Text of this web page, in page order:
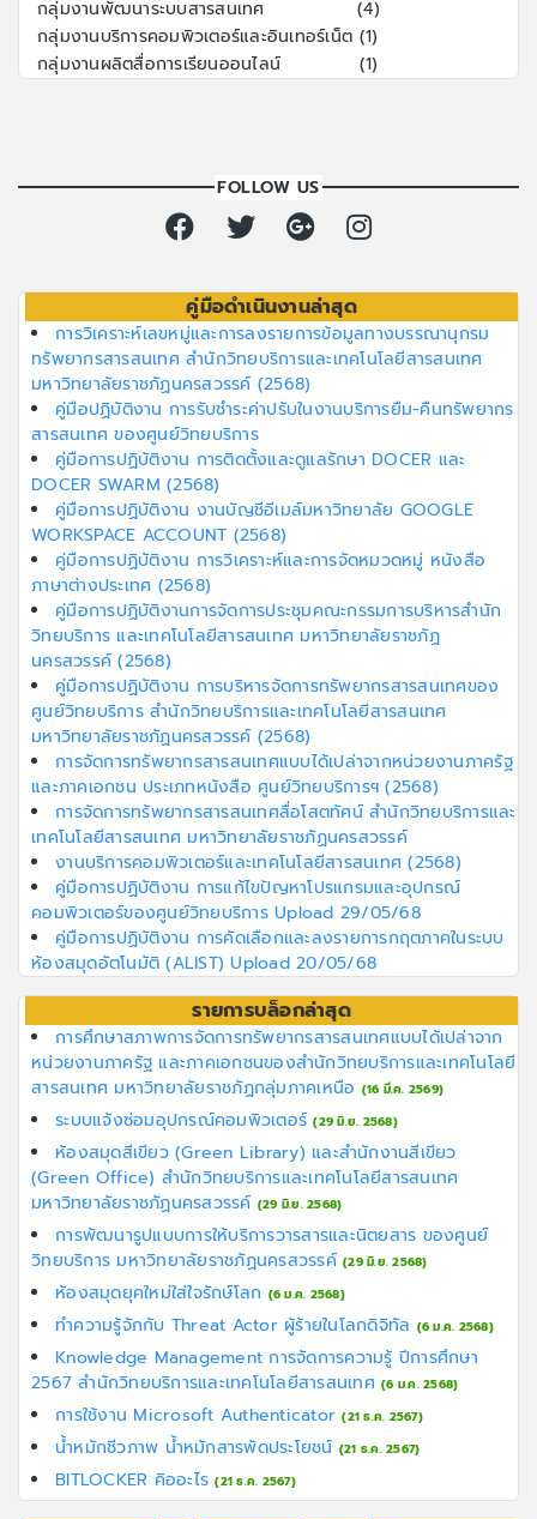
กลุ่มงานพัฒนาระบบสารสนเทศ
(4)
กลุ่มงานบริการคอมพิวเตอร์และอินเทอร์เน็ต (1)
กลุ่มงานผลิตสื่อการเรียนออนไลน์
(1)
FOLLOW US
คู่มือดำเนินงานล่าสุด
การวิเคราะห์เลขหมู่และการลงรายการข้อมูลทางบรรณานุกรม
ทรัพยากรสารสนเทศ สำนักวิทยบริการและเทคโนโลยีสารสนเทศ
มหาวิทยาลัยราชภัฏนครสวรรค์ (2568)
คู่มือปฏิบัติงาน การรับชำระค่าปรับในงานบริการยืม-คืนทรัพยากร
สารสนเทศ ของศูนย์วิทยบริการ
คู่มือการปฏิบัติงาน การติดตั้งและดูแลรักษา DOCER และ
DOCER SWARM (2568)
คู่มือการปฏิบัติงาน งานบัญชีอีเมล์มหาวิทยาลัย GOOGLE
WORKSPACE ACCOUNT (2568)
คู่มือการปฏิบัติงาน การวิเคราะห์และการจัดหมวดหมู่ หนังสือ
ภาษาต่างประเทศ (2568)
คู่มือการปฏิบัติงานการจัดการประชุมคณะกรรมการบริหารสำนัก
วิทยบริการ และเทคโนโลยีสารสนเทศ มหาวิทยาลัยราชภัฏ
นครสวรรค์ (2568)
คู่มือการปฏิบัติงาน การบริหารจัดการทรัพยากรสารสนเทศของ
ศูนย์วิทยบริการ สำนักวิทยบริการและเทคโนโลยีสารสนเทศ
มหาวิทยาลัยราชภัฏนครสวรรค์ (2568)
การจัดการทรัพยากรสารสนเทศแบบได้เปล่าจากหน่วยงานภาครัฐ
และภาคเอกชน ประเภทหนังสือ ศูนย์วิทยบริการฯ (2568)
การจัดการทรัพยากรสารสนเทศสื่อโสตทัศน์ สำนักวิทยบริการและ
เทคโนโลยีสารสนเทศ มหาวิทยาลัยราชภัฏนครสวรรค์
งานบริการคอมพิวเตอร์และเทคโนโลยีสารสนเทศ (2568)
คู่มือการปฏิบัติงาน การแก้ไขปัญหาโปรแกรมและอุปกรณ์
คอมพิวเตอร์ของศูนย์วิทยบริการ Upload 29/05/68
คู่มือการปฏิบัติงาน การคัดเลือกและลงรายการกฤตภาคในระบบ
ห้องสมุดอัตโนมัติ (ALIST) Upload 20/05/68
รายการบล็อกล่าสุด
การศึกษาสภาพการจัดการทรัพยากรสารสนเทศแบบได้เปล่าจาก
หน่วยงานภาครัฐ และภาคเอกชนของสำนักวิทยบริการและเทคโนโลยี
สารสนเทศ มหาวิทยาลัยราชภัฏกลุ่มภาคเหนือ (16 มี.ค. 2569)
ระบบแจ้งซ่อมอุปกรณ์คอมพิวเตอร์(29 มิ.ย. 2568)
ห้องสมุดสีเขียว (Green Library) และสำนักงานสีเขียว
(Green Office) สำนักวิทยบริการและเทคโนโลยีสารสนเทศ
มหาวิทยาลัยราชภัฏนครสวรรค์ (29 มิ.ย. 2568)
การพัฒนารูปแบบการให้บริการวารสารและนิตยสาร ของศูนย์
วิทยบริการ มหาวิทยาลัยราชภัฏนครสวรรค์ (29 มิ.ย. 2568)
ห้องสมุดยุคใหม่ใส่ใจรักษ์โลก (6 ม.ค. 2568)
ทำความรู้จักกับ Threat Actor ผู้ร้ายในโลกดิจิทัล (6 ม.ค. 2568)
Knowledge Management การจัดการความรู้ ปีการศึกษา
2567 สำนักวิทยบริการและเทคโนโลยีสารสนเทศ (6 ม.ค. 2568)
การใช้งาน Microsoft Authenticator(21 ธ.ค. 2567)
น้ำหมักชีวภาพ น้ำหมักสารพัดประโยชน์ (21 ธ.ค. 2567)
BITLOCKER คิออะไร(21 ธ.ค. 2567)